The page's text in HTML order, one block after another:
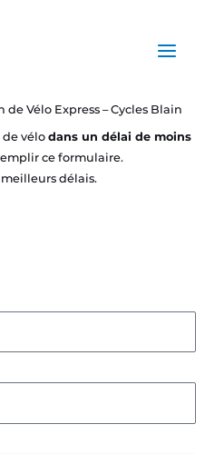
Menu
Vélo Express – Cycles Blain
vélo dans un délai de moins
ce formulaire.
délais.